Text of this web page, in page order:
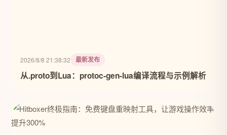
2026/8/8 21:38:32 最新发布
从.proto到Lua：protoc-gen-lua编译流程与示例解析